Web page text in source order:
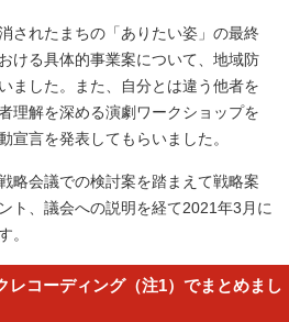
されたまちの「ありたい姿」の最終
ける具体的事業案について、地域防
ました。また、自分とは違う他者を
理解を深める演劇ワークショップを
宣言を発表してもらいました。
略会議での検討案を踏まえて戦略案
ト、議会への説明を経て2021年3月に
。
レコーディング（注1）でまとめまし